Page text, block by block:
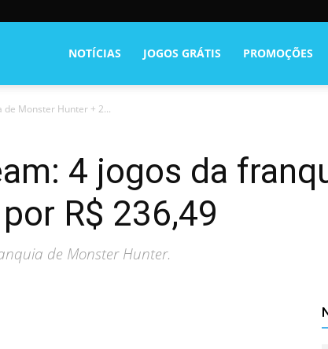
NOTÍCIAS JOGOS GRÁTIS PROMOÇÕES
de Monster Hunter + 2...
4 jogos da
R$ 236,49
de Monster Hunter.